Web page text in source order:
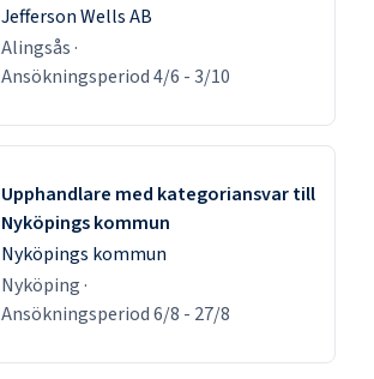
Jefferson Wells AB
Alingsås ·
Ansökningsperiod4/6 -3/10
Upphandlare med kategoriansvar till
Nyköpings kommun
Nyköpings kommun
Nyköping ·
Ansökningsperiod6/8 - 27/8